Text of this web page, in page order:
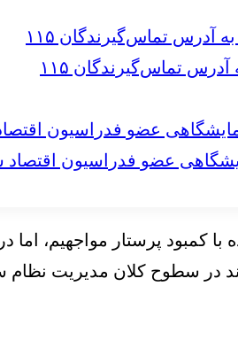
تماس‌گیرندگان ۱۱۵
عضو فدراسیون اقتصاد
کمبود پرستار مواجهیم،
در سطوح کلان مدیریت نظام